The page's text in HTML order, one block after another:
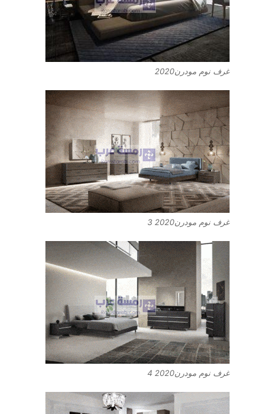
غرف نوم مودرن2020
غرف نوم مودرن2020 3
غرف نوم مودرن2020 4